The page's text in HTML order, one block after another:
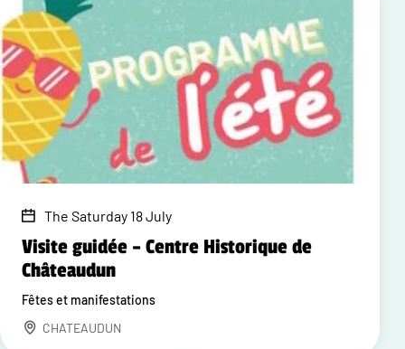
The Saturday 18 July
Visite guidée – Centre Historique de
Châteaudun
Fêtes et manifestations
CHATEAUDUN